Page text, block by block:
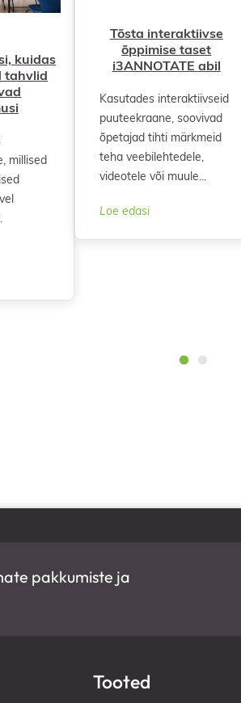
kuidas
tahvlid
millised
Tõsta interaktiivse
õppimise taset
i3ANNOTATE abil
Kasutades interaktiivseid
puuteekraane, soovivad
õpetajad tihti märkmeid
teha veebilehtedele,
videotele või muule...
Loe edasi
pakkumiste ja
Tooted